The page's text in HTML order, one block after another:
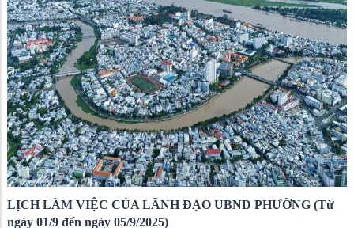
LỊCH LÀM VIỆC CỦA LÃNH ĐẠO UBND PHƯỜNG (Từ
ngày 01/9 đến ngày 05/9/2025)